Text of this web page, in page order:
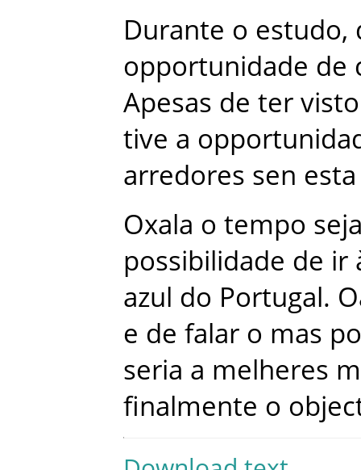
Durante o estudo,
opportunidade de
Apesas de ter visto
tive a
arredores sen esta
Oxala o tempo
possibilidade de ir
azul do Portugal.
e de falar o mas
seria a melheres
finalmente o